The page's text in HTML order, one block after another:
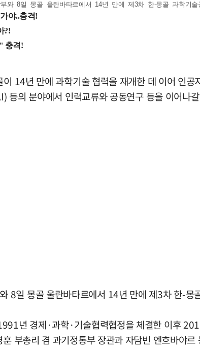
부와 8일 몽골 울란바타르에서 14년 만에 제3차 한-몽골 과학기
14년 만에 과학기술 협력을 재개한 데 이어 인
등의 분야에서 인력교류와 공동연구 등을 이어나
8일 몽골 울란바타르에서 14년 만에 제3차 한-
년 경제·과학·기술협력협정을 체결한 이후
부총리 겸 과기정통부 장관과 자담빈 엔흐바야